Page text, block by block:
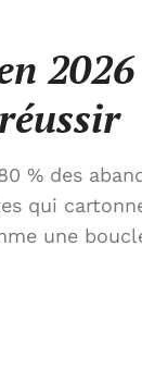
% des
qui
une